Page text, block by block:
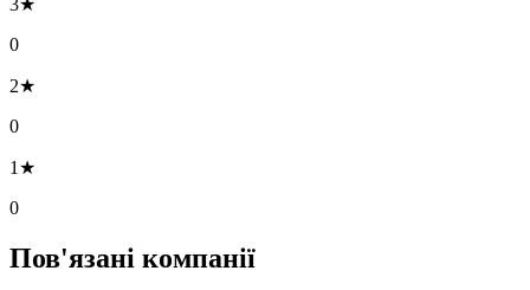
0
2★
0
1★
0
Пов'язані компанії